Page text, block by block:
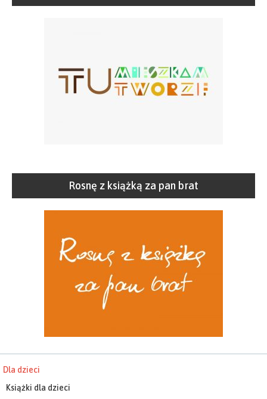
Rosnę z książką za pan brat
Dla dzieci
Książki dla dzieci